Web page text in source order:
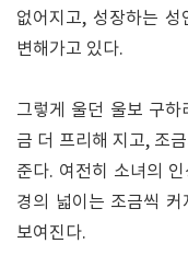
없어지고, 성장하는 성
변해가고 있다.
그렇게 울던 울보 구
금 더 프리해 지고, 조
준다. 여전히 소녀의
경의 넓이는 조금씩
보여진다.